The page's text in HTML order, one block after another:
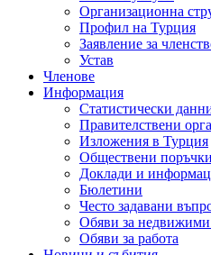
Организационна
Профил на Турция
Заявление за
Устав
Членове
Информация
Статистически
Правителствени
Изложения в Турция
Обществени
Доклади и
Бюлетини
Често задавани
Обяви за
Обяви за работа